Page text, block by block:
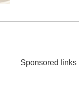
Sponsored links